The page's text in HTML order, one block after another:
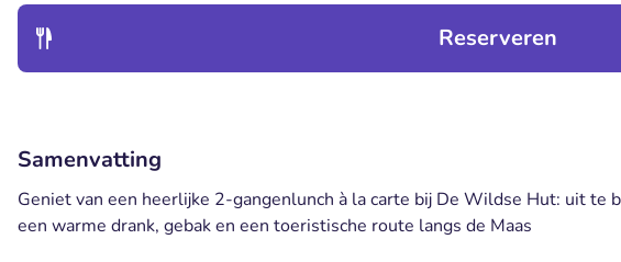
Reserveren
Samenvatting
Geniet van een heerlijke 2-gangenlunch à la carte bij De Wildse Hut: uit
een warme drank, gebak en een toeristische route langs de Maas